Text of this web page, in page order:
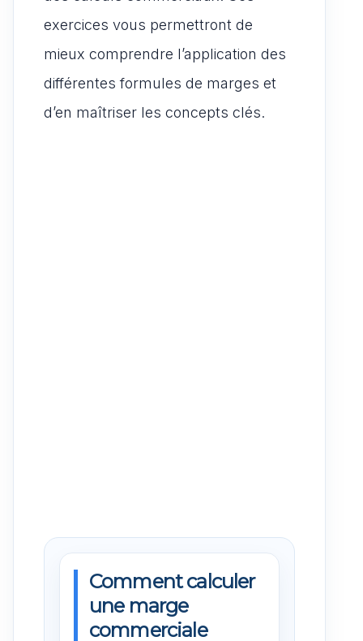
exercices vous permettront de
mieux comprendre l’application des
différentes formules de marges et
d’en maîtriser les concepts clés.
Comment calculer
une marge
commerciale